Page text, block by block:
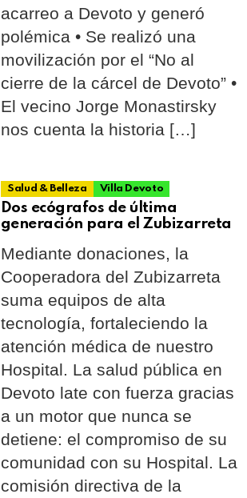
acarreo a Devoto y generó
polémica • Se realizó una
movilización por el “No al
cierre de la cárcel de Devoto” •
El vecino Jorge Monastirsky
nos cuenta la historia […]
Salud & Belleza Villa Devoto
Dos ecógrafos de última
generación para el Zubizarreta
Mediante donaciones, la
Cooperadora del Zubizarreta
suma equipos de alta
tecnología, fortaleciendo la
atención médica de nuestro
Hospital. La salud pública en
Devoto late con fuerza gracias
a un motor que nunca se
detiene: el compromiso de su
comunidad con su Hospital. La
comisión directiva de la